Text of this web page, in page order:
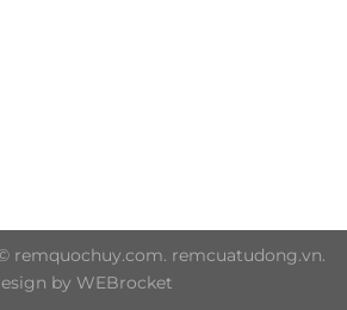
remquochuy.com. remcuatudong.vn.
by WEBrocket